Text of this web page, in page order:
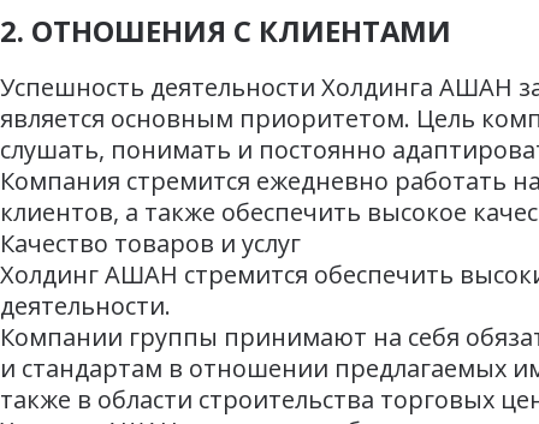
2. ОТНОШЕНИЯ С КЛИЕНТАМИ
Успешность деятельности Холдинга АШАН
является основным приоритетом. Цель
слушать, понимать и постоянно
Компания стремится ежедневно работать
клиентов, а также обеспечить высокое
Качество товаров и услуг
Холдинг АШАН стремится обеспечить
деятельности.
Компании группы принимают на себя
и стандартам в отношении предлагаемых
также в области строительства торговых